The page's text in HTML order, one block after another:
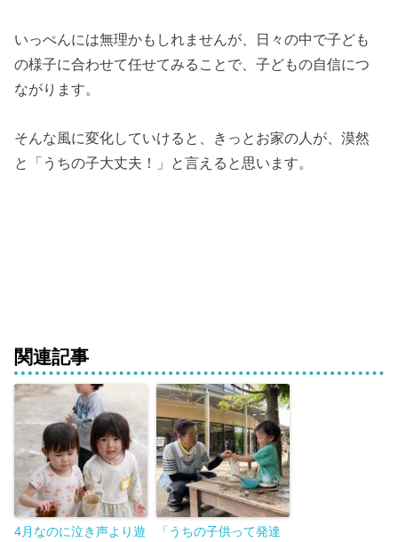
いっぺんには無理かもしれませんが、日々の中で子ども
の様子に合わせて任せてみることで、子どもの自信につ
ながります。
そんな風に変化していけると、きっとお家の人が、漠然
と「うちの子大丈夫！」と言えると思います。
関連記事
4月なのに泣き声より遊
「うちの子供って発達